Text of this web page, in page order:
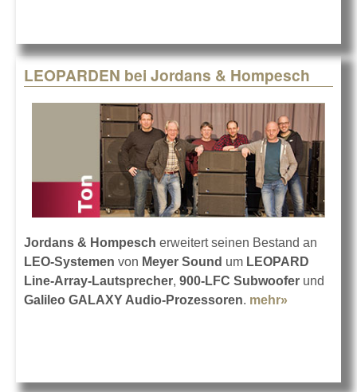
LEOPARDEN bei Jordans & Hompesch
Jordans & Hompesch erweitert seinen Bestand an
LEO-Systemen von Meyer Sound um LEOPARD
Line-Array-Lautsprecher, 900-LFC Subwoofer und
Galileo GALAXY Audio-Prozessoren. mehr»